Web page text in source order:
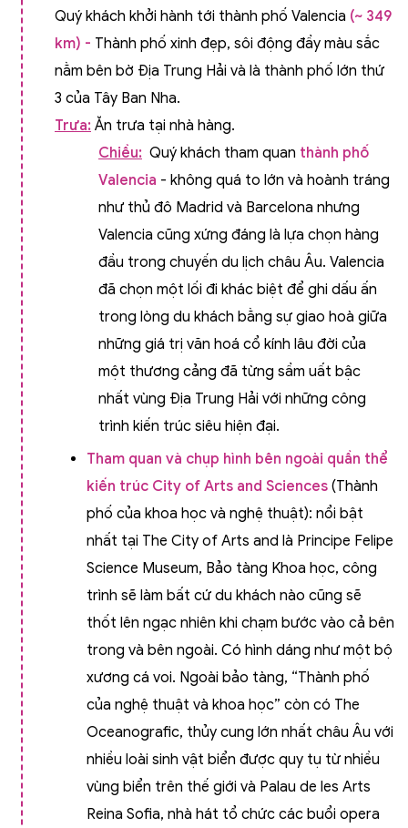
Quý khách khởi hành tới thành phố Valencia (~ 349
km) - Thành phố xinh đẹp, sôi động đầy màu sắc
nằm bên bờ Địa Trung Hải và là thành phố lớn thứ
3 của Tây Ban Nha.
Trưa: Ăn trưa tại nhà hàng.
Chiều: Quý khách tham quan thành phố
Valencia - không quá to lớn và hoành tráng
như thủ đô Madrid và Barcelona nhưng
Valencia cũng xứng đáng là lựa chọn hàng
đầu trong chuyến du lịch châu Âu. Valencia
đã chọn một lối đi khác biệt để ghi dấu ấn
trong lòng du khách bằng sự giao hoà giữa
những giá trị văn hoá cổ kính lâu đời của
một thương cảng đã từng sầm uất bậc
nhất vùng Địa Trung Hải với những công
trình kiến trúc siêu hiện đại.
Tham quan và chụp hình bên ngoài quần thể
kiến trúc City of Arts and Sciences (Thành
phố của khoa học và nghệ thuật): nổi bật
nhất tại The City of Arts and là Principe Felipe
Science Museum, Bảo tàng Khoa học, công
trình sẽ làm bất cứ du khách nào cũng sẽ
thốt lên ngạc nhiên khi chạm bước vào cả bên
trong và bên ngoài. Có hình dáng như một bộ
xương cá voi. Ngoài bảo tàng, “Thành phố
của nghệ thuật và khoa học” còn có The
Oceanografic, thủy cung lớn nhất châu Âu với
nhiều loài sinh vật biển được quy tụ từ nhiều
vùng biển trên thế giới và Palau de les Arts
Reina Sofia, nhà hát tổ chức các buổi opera